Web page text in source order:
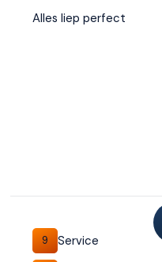
Alles liep perfect
9 Service